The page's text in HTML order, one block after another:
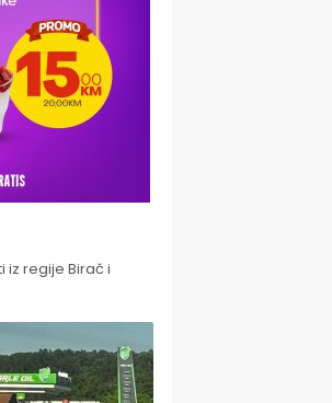
iz regije Birač i